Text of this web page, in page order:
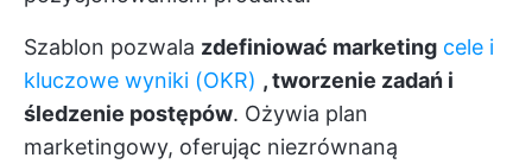
Szablon pozwala zdefiniować marketing cele i
kluczowe wyniki (OKR) , tworzenie zadań i
śledzenie postępów. Ożywia plan
marketingowy, oferując niezrównaną